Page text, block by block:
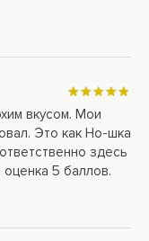
вкусом. Мои
Это как Но-шка
здесь
5 баллов.